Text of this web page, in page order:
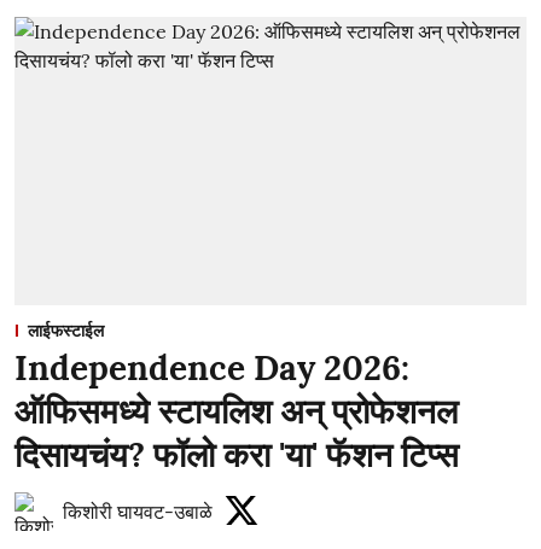
लाईफस्टाईल
Independence Day 2026:
ऑफिसमध्ये स्टायलिश अन् प्रोफेशनल
दिसायचंय? फॉलो करा 'या' फॅशन टिप्स
किशोरी घायवट-उबाळे